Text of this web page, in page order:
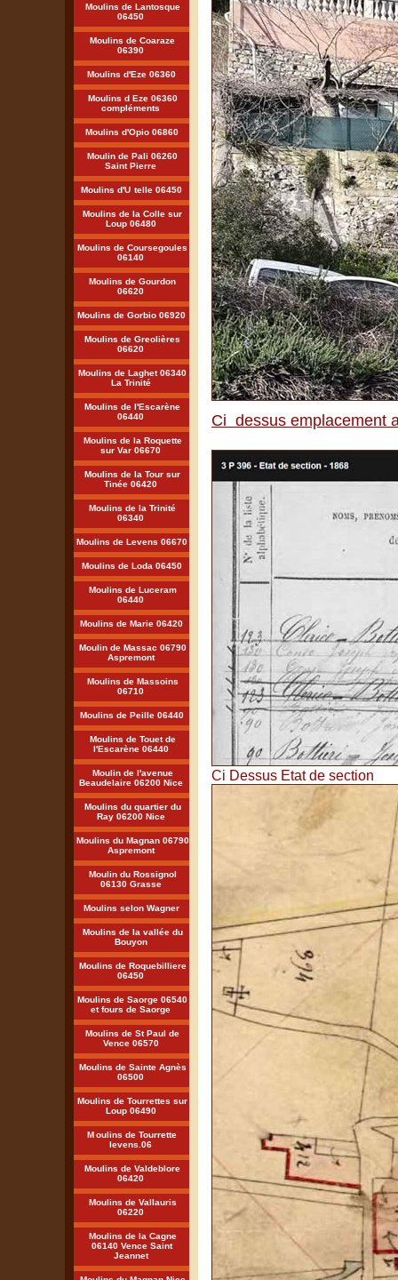
Moulins de Lantosque
06450
Moulins de Coaraze
06390
Moulins d'Eze 06360
Moulins d Eze 06360
compléments
Moulins d'Opio 06860
Moulin de Pali 06260
Saint Pierre
Moulins d'U telle 06450
Moulins de la Colle sur
Loup 06480
Moulins de Coursegoules
06140
Moulins de Gourdon
06620
Moulins de Gorbio 06920
Moulins de Greolières
06620
Moulins de Laghet 06340
La Trinité
Moulins de l'Escarène
06440
Moulins de la Roquette
sur Var 06670
Moulins de la Tour sur
Tinée 06420
Moulins de la Trinité
06340
Moulins de Levens 06670
Moulins de Loda 06450
Moulins de Luceram
06440
Moulins de Marie 06420
Moulin de Massac 06790
Aspremont
Moulins de Massoins
06710
Moulins de Peille 06440
Moulins de Touet de
l'Escarène 06440
Moulin de l'avenue
Beaudelaire 06200 Nice
Moulins du quartier du
Ray 06200 Nice
Moulins du Magnan 06790
Aspremont
Moulin du Rossignol
06130 Grasse
Moulins selon Wagner
Moulins de la vallée du
Bouyon
Moulins de Roquebilliere
06450
Moulins de Saorge 06540
et fours de Saorge
Moulins de St Paul de
Vence 06570
Moulins de Sainte Agnès
06500
Moulins de Tourrettes sur
Loup 06490
M oulins de Tourrette
levens.06
Moulins de Valdeblore
06420
Moulins de Vallauris
06220
Moulins de la Cagne
06140 Vence Saint
Jeannet
Ci dessus emplacement
Ci Dessus Etat de section